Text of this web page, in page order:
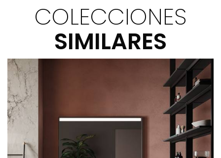
COLECCIONES
SIMILARES